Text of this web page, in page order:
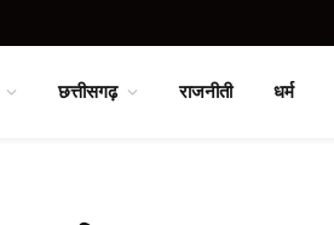
छत्तीसगढ़ राजनीती धर्म